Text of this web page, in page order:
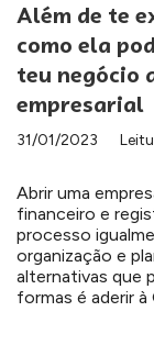
Além de te
como ela
teu negócio
empresarial
31/01/2023
Abrir uma
financeiro e
processo
organização e
alternativas que
formas é aderir à